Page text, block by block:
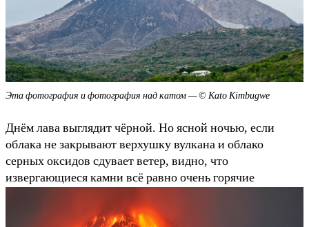
Эта фотография и фотография над катом — © Kato Kimbugwe
Днём лава выглядит чёрной. Но ясной ночью, если
облака не закрывают верхушку вулкана и облако
серных оксидов сдувает ветер, видно, что
извергающиеся камни всё равно очень горячие